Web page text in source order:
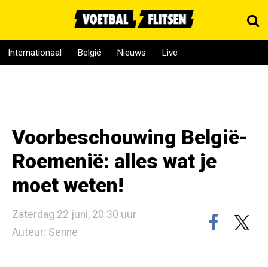
Internationaal België Nieuws Live
Voorbeschouwing België-
Roemenië: alles wat je
moet weten!
Zaterdag 22 juni, 20:30 uur
Auteur: Senne